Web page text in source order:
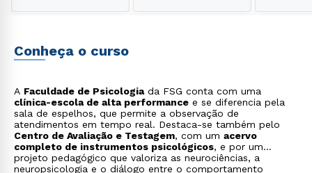
Conheça o curso
A Faculdade de Psicologiada FSG conta com uma
clínica-escola de alta performance e se diferencia pela
sala de espelhos, que permite a observação de
atendimentos em tempo real. Destaca-se também pelo
Centro de Avaliação e Testagem, com um acervo
completo de instrumentos psicológicos, e por um
projeto pedagógico que valoriza as neurociências, a
neuropsicologia e o diálogo entre o comportamento